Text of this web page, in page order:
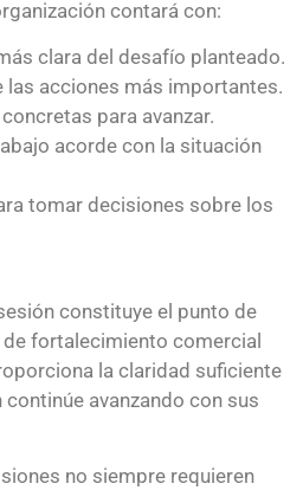
contará con:
clara del desafío planteado.
las acciones más importantes.
para avanzar.
acorde con la situación
tomar decisiones sobre los
constituye el punto de
fortalecimiento comercial
la claridad suficiente
avanzando con sus
no siempre requieren